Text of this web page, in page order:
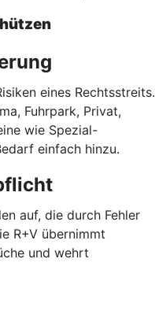
eines Rechtsstreits.
Fuhrpark, Privat,
wie Spezial-
einfach hinzu.
auf, die durch Fehler
R+V übernimmt
und wehrt